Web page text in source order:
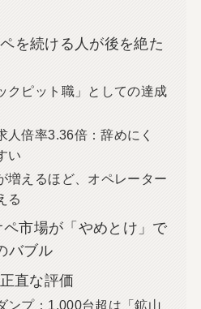
を続ける人が後を絶た
クピット職」としての達成
倍率3.36倍：辞めにく
い
えるほど、オペレーター
る
市場が「やめとけ」で
バブル
直な評価
ンプ：1,000台超は「鉱山